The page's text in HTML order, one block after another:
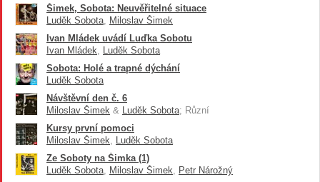
seriály. Neviditelní a Na vodě. V současné době hraje především
v divadle Semafor s herci a zpěváky bývalé skupiny Šimek –
Sobota. Také spolupracuje s Jiřím Suchým. Naposledy ve hře
Šest žen.
Upravit nebo rozšířit tento profil
Šimek, Sobota: Neuvěřitelné situace
Luděk Sobota, Miloslav Šimek
Ivan Mládek uvádí Luďka Sobotu
Ivan Mládek, Luděk Sobota
Sobota: Holé a trapné dýchání
Luděk Sobota
Návštěvní den č. 6
Miloslav Šimek & Luděk Sobota; Různí
Kursy první pomoci
Miloslav Šimek, Luděk Sobota
Ze Soboty na Šimka (1)
Luděk Sobota, Miloslav Šimek, Petr Nárožný